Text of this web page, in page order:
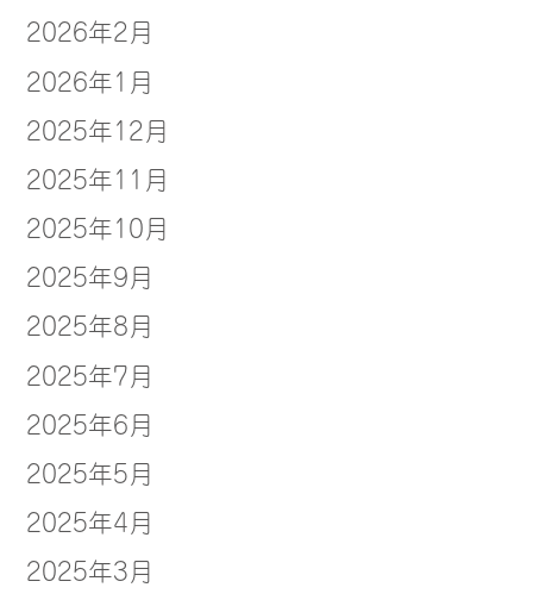
2026年2月
2026年1月
2025年12月
2025年11月
2025年10月
2025年9月
2025年8月
2025年7月
2025年6月
2025年5月
2025年4月
2025年3月